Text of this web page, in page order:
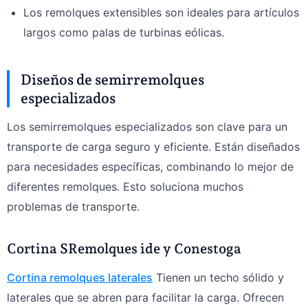
Los remolques extensibles son ideales para artículos
largos como palas de turbinas eólicas.
Diseños de semirremolques
especializados
Los semirremolques especializados son clave para un
transporte de carga seguro y eficiente. Están diseñados
para necesidades específicas, combinando lo mejor de
diferentes remolques. Esto soluciona muchos
problemas de transporte.
Cortina SRemolques ide y Conestoga
Cortina remolques laterales Tienen un techo sólido y
laterales que se abren para facilitar la carga. Ofrecen